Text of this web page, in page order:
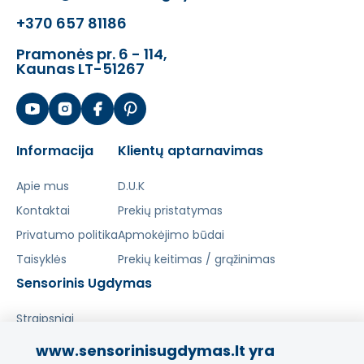
+370 657 81186
Pramonės pr. 6 - 114,
Kaunas LT-51267
Informacija
Apie mus
Kontaktai
Privatumo politika
Taisyklės
Klientų aptarnavimas
D.U.K
Prekių pristatymas
Apmokėjimo būdai
Prekių keitimas / grąžinimas
Sensorinis Ugdymas
Straipsniai
www.sensorinisugdymas.lt yra